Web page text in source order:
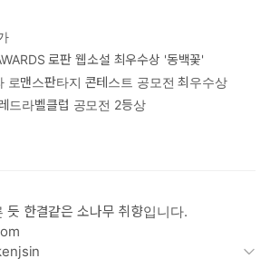
나.”
할 수 없는 조건.
돌아가고자 하는 안나는 로트바르트의 제안
!”
은 턱 끝에 입을 맞추며 속삭였다.
로판 웹소설 최우수상 '동백꽃'
로맨스판타지 콘테스트 공모전 최우수상
드라벨클럽 공모전 2등상
듯 한결같은 소나무 취향입니다.